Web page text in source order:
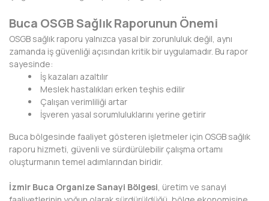
HATAY
IĞDIR
ISPARTA
KAHRAMANMARAŞ
KARABÜK
KARAMAN
KARS
Buca OSGB Sağlık Raporunun Önemi
OSGB sağlık raporu yalnızca yasal bir zorunluluk değil, aynı
zamanda iş güvenliği açısından kritik bir uygulamadır. Bu rapor
sayesinde:
İş kazaları azaltılır
Meslek hastalıkları erken teşhis edilir
Çalışan verimliliği artar
İşveren yasal sorumluluklarını yerine getirir
Buca bölgesinde faaliyet gösteren işletmeler için OSGB sağlık
raporu hizmeti, güvenli ve sürdürülebilir çalışma ortamı
oluşturmanın temel adımlarından biridir.
İzmir Buca Organize Sanayi Bölgesi , üretim ve sanayi